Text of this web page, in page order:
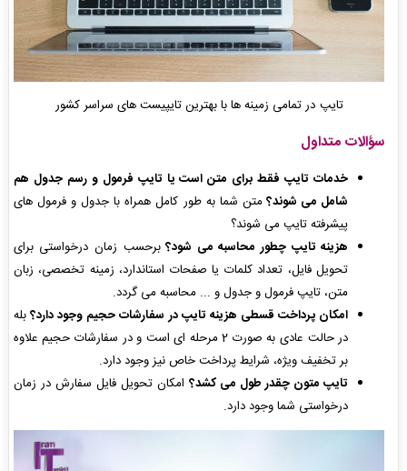
تایپ در تمامی زمینه ها با بهترین تایپیست های سراسر کشور
سؤالات متداول
خدمات تایپ فقط برای متن است یا تایپ فرمول و رسم جدول هم
شامل می شوند؟ متن شما به طور کامل همراه با جدول و فرمول های
پیشرفته تایپ می شوند؟
هزینه تایپ چطور محاسبه می شود؟برحسب زمان درخواستی برای
تحویل فایل، تعداد کلمات یا صفحات استاندارد، زمینه تخصصی، زبان
متن، تایپ فرمول و جدول و ... محاسبه می گردد.
امکان پرداخت قسطی هزینه تایپ در سفارشات حجیم وجود دارد؟بله
در حالت عادی به صورت 2 مرحله ای است و در سفارشات حجیم علاوه
بر تخفیف ویژه، شرایط پرداخت خاص نیز وجود دارد.
تایپ متون چقدر طول می کشد؟ امکان تحویل فایل سفارش در زمان
درخواستی شما وجود دارد.